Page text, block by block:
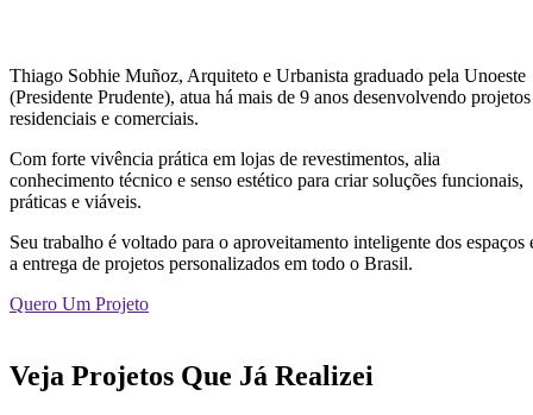
Thiago Sobhie Muñoz, Arquiteto e Urbanista graduado pela Unoeste
(Presidente Prudente), atua há mais de 9 anos desenvolvendo projetos
residenciais e comerciais.
Com forte vivência prática em lojas de revestimentos, alia
conhecimento técnico e senso estético para criar soluções funcionais,
práticas e viáveis.
Seu trabalho é voltado para o aproveitamento inteligente dos espaços
a entrega de projetos personalizados em todo o Brasil.
Quero Um Projeto
Veja Projetos Que Já Realizei